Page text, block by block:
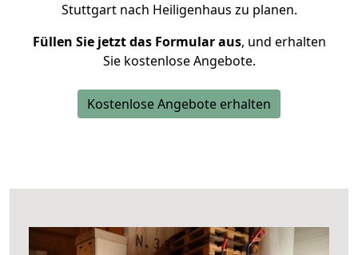
Stuttgart nach Heiligenhaus zu planen.
Füllen Sie jetzt das Formular aus, und erhalten
Sie kostenlose Angebote.
Kostenlose Angebote erhalten